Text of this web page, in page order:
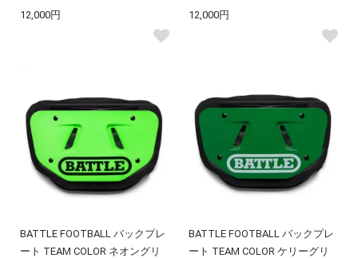
12,000円
12,000円
BATTLE FOOTBALL バックプレ
ート TEAM COLOR ネオングリ
BATTLE FOOTBALL バックプレ
ート TEAM COLOR ケリーグリ